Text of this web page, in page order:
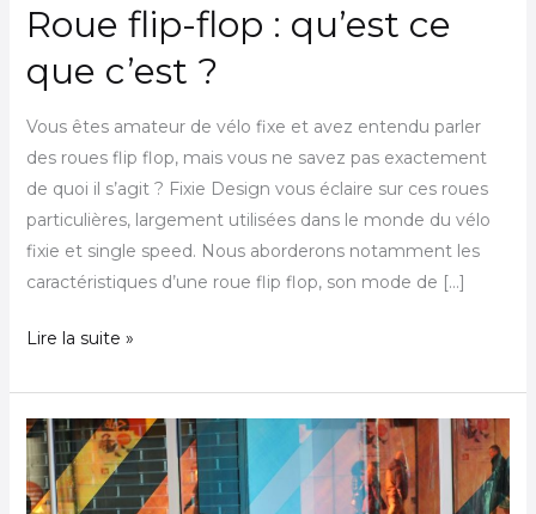
Roue flip-flop : qu’est ce
que c’est ?
Vous êtes amateur de vélo fixe et avez entendu parler
des roues flip flop, mais vous ne savez pas exactement
de quoi il s’agit ? Fixie Design vous éclaire sur ces roues
particulières, largement utilisées dans le monde du vélo
fixie et single speed. Nous aborderons notamment les
caractéristiques d’une roue flip flop, son mode de […]
Lire la suite »
Les
conseils
pour